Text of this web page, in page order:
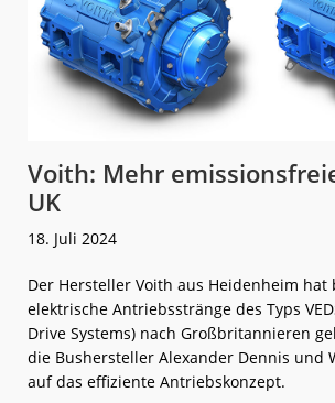
Voith: Mehr
UK
18. Juli 2024
Der Hersteller Voith aus Heidenheim hat
elektrische Antriebsstränge des Typs
Drive Systems) nach Großbritannieren
die Bushersteller Alexander Dennis und
auf das effiziente Antriebskonzept.